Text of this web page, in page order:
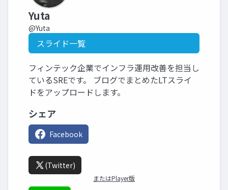
Yuta
@Yuta
スライド一覧
フィンテック企業でインフラ運用改善を担当し
ているSREです。 ブログでまとめたLTスライ
ドをアップロードします。
シェア
Facebook
(Twitter)
またはPlayer版